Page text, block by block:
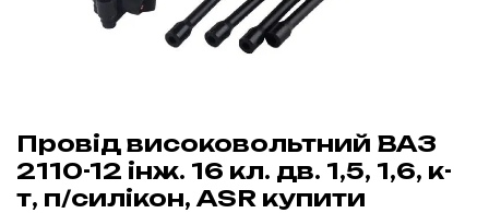
Провід високовольтний ВАЗ
2110-12 інж. 16 кл. дв. 1,5, 1,6, к-
т, п/силікон, ASR купити